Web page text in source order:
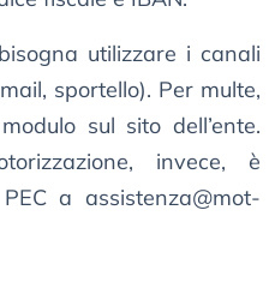
utilizzare i canali
sportello). Per multe,
sul sito dell’ente.
invece, è
a assistenza@mot-